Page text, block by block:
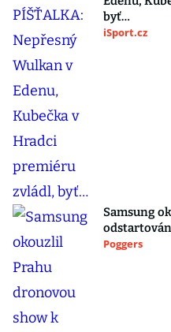
byť…
iSport.cz
Samsung
Poggers